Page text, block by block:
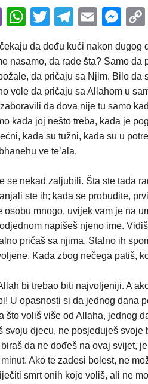
ViberWhatsApp
TwitterEmail
da dođu kući nakon dugog
nasamo, da rade šta? Samo da
da pričaju sa Njim. Bilo da
vole da pričaju sa Allahom u
da dova nije tu samo
kada joj nešto treba, kada je
kada su tužni, kada su u
ve te’ala.
se nekad zaljubili. Šta ste tada
ste ih; kada se probudite,
osobu mnogo, uvijek vam je na
napišeš njeno ime.
pričaš sa njima. Stalno ih
Kada zbog nečega patiš,
bi trebao biti najvoljeniji. A
U opasnosti si da jednog dana
što voliš više od Allaha, jednog
svoju djecu, ne posjeduješ svoje
da ne dođeš na ovaj svijet,
Ako te zadesi bolest, ne
smrt onih koje voliš, ali ne